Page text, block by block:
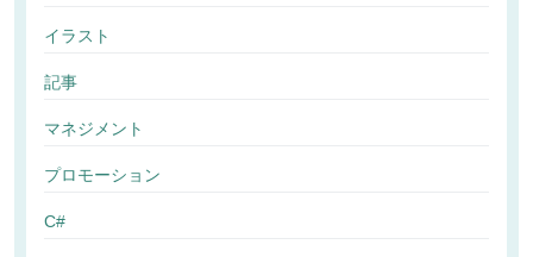
イラスト
記事
マネジメント
プロモーション
C#